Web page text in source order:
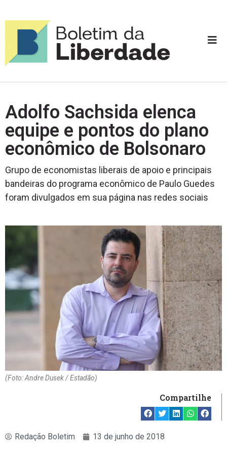
Adolfo Sachsida elenca
equipe e pontos do plano
econômico de Bolsonaro
Grupo de economistas liberais de apoio e principais
bandeiras do programa econômico de Paulo Guedes
foram divulgados em sua página nas redes sociais
(Foto: Andre Dusek / Estadão)
Compartilhe
Redação Boletim 13 de junho de 2018